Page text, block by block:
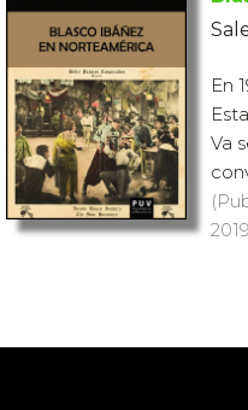
En
Va